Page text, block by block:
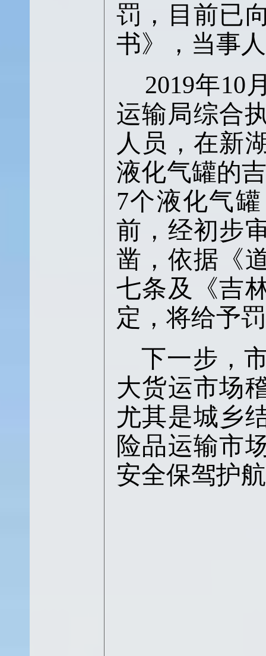
罚，目前已
书》，当事
2019年10
运输局综合
人员，在新
液化气罐的
7个液化气
前，经初步
凿，依据《
七条及《吉
定，将给予
下一步，
大货运市场
尤其是城乡
险品运输市
安全保驾护